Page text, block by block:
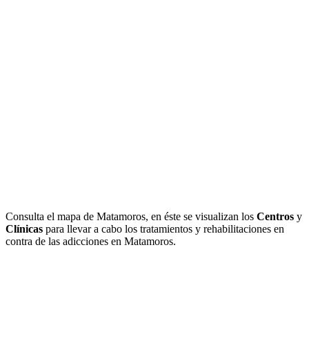
Consulta el mapa de Matamoros, en éste se visualizan los Centros y
Clínicas para llevar a cabo los tratamientos y rehabilitaciones en
contra de las adicciones en Matamoros.